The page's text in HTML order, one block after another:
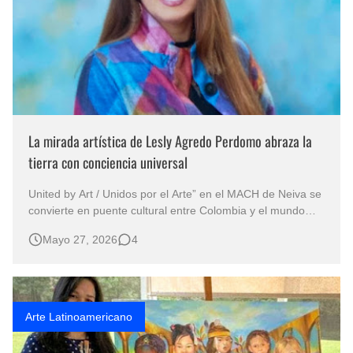
La mirada artística de Lesly Agredo Perdomo abraza la
tierra con conciencia universal
United by Art / Unidos por el Arte” en el MACH de Neiva se
convierte en puente cultural entre Colombia y el mundo
Perdomo y una reflexión simbólica sobre la humanidad
observarnos de regreso. …
Mayo 27, 2026 4
Arte Latinoamericano